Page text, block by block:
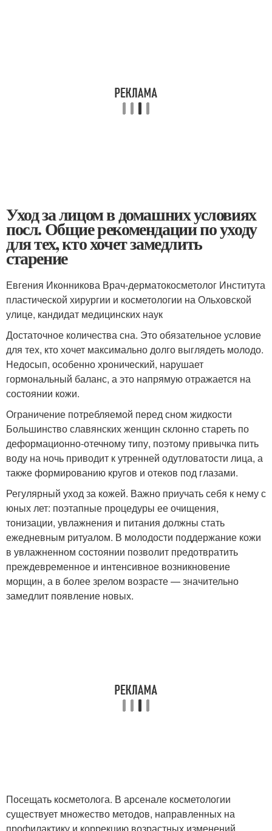
Уход за лицом в домашних условиях
посл. Общие рекомендации по уходу
для тех, кто хочет замедлить
старение
Евгения Иконникова Врач-дерматокосметолог Института
пластической хирургии и косметологии на Ольховской
улице, кандидат медицинских наук
Достаточное количества сна. Это обязательное условие
для тех, кто хочет максимально долго выглядеть молодо.
Недосып, особенно хронический, нарушает
гормональный баланс, а это напрямую отражается на
состоянии кожи.
Ограничение потребляемой перед сном жидкости
Большинство славянских женщин склонно стареть по
деформационно-отечному типу, поэтому привычка пить
воду на ночь приводит к утренней одутловатости лица, а
также формированию кругов и отеков под глазами.
Регулярный уход за кожей. Важно приучать себя к нему с
юных лет: поэтапные процедуры ее очищения,
тонизации, увлажнения и питания должны стать
ежедневным ритуалом. В молодости поддержание кожи
в увлажненном состоянии позволит предотвратить
преждевременное и интенсивное возникновение
морщин, а в более зрелом возрасте — значительно
замедлит появление новых.
Посещать косметолога. В арсенале косметологии
существует множество методов, направленных на